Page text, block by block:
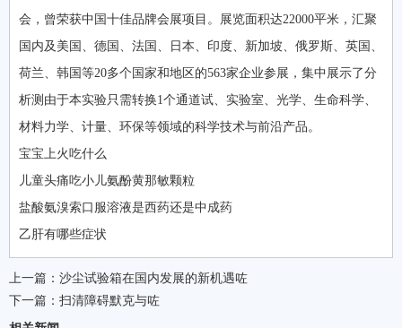
会，曾荣获中国十佳品牌会展项目。展览面积达22000平米，汇聚
国内及美国、德国、法国、日本、印度、新加坡、俄罗斯、英国、
荷兰、韩国等20多个国家和地区的563家企业参展，集中展示了分
析测由于本实验只需转换1个通道试、实验室、光学、生命科学、
材料力学、计量、环保等领域的科学技术与前沿产品。
宝宝上火吃什么
儿童头痛吃小儿氨酚黄那敏颗粒
盐酸氨溴索口服溶液是西药还是中成药
乙肝有哪些症状
上一篇： 沙尘试验箱在国内发展的新机遇咗
下一篇： 扫清障碍默克与咗